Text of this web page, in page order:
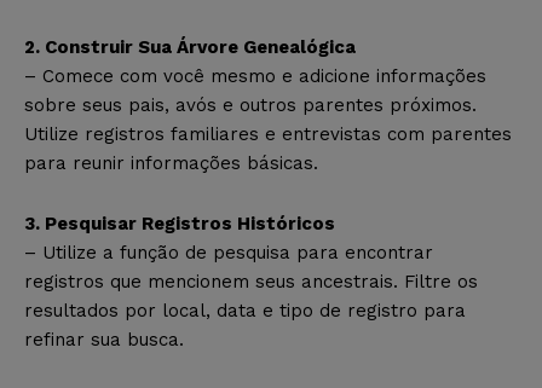
2. Construir Sua Árvore Genealógica
– Comece com você mesmo e adicione informações
sobre seus pais, avós e outros parentes próximos.
Utilize registros familiares e entrevistas com parentes
para reunir informações básicas.
3. Pesquisar Registros Históricos
– Utilize a função de pesquisa para encontrar
registros que mencionem seus ancestrais. Filtre os
resultados por local, data e tipo de registro para
refinar sua busca.